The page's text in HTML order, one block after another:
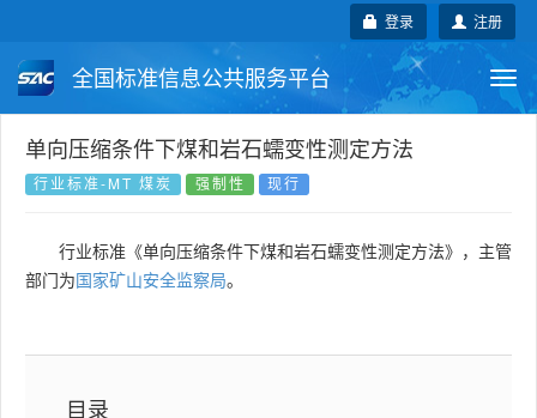
注册
登录
全国标准信息公共服务平台
国家标准 行业标准 地方标准
国外标准 技术委员会
单向压缩条件下煤和岩石蠕变性测定方法
行业标准-MT 煤炭 强制性 现行
行业标准《单向压缩条件下煤和岩石蠕变性测定方法》，主管
部门为国家矿山安全监察局。
目录